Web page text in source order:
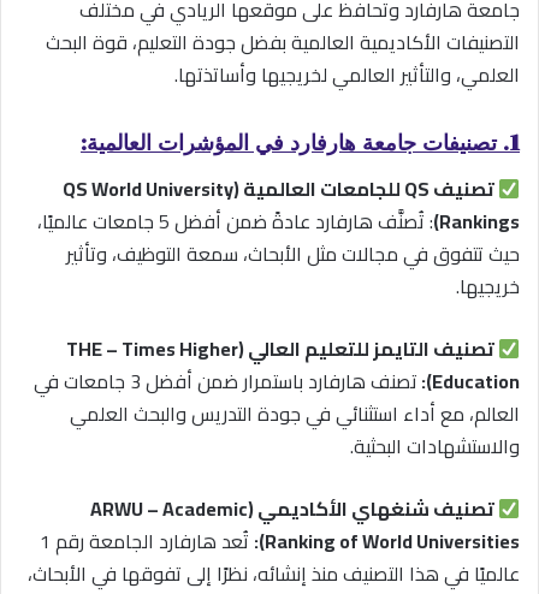
جامعة هارفارد وتحافظ على موقعها الريادي في مختلف
التصنيفات الأكاديمية العالمية بفضل جودة التعليم، قوة البحث
العلمي، والتأثير العالمي لخريجيها وأساتذتها.
1. تصنيفات جامعة هارفارد في المؤشرات العالمية:
تصنيف QS للجامعات العالمية (QS World University
Rankings)
:
تُصنَّف هارفارد عادةً ضمن أفضل 5 جامعات عالميًا،
حيث تتفوق في مجالات مثل الأبحاث، سمعة التوظيف، وتأثير
خريجيها.
تصنيف التايمز للتعليم العالي (THE – Times Higher
Education):
تصنف هارفارد باستمرار ضمن أفضل 3 جامعات في
العالم، مع أداء استثنائي في جودة التدريس والبحث العلمي
والاستشهادات البحثية.
تصنيف شنغهاي الأكاديمي (ARWU – Academic
Ranking of World Universities):
تُعد هارفارد الجامعة رقم 1
عالميًا في هذا التصنيف منذ إنشائه، نظرًا إلى تفوقها في الأبحاث،